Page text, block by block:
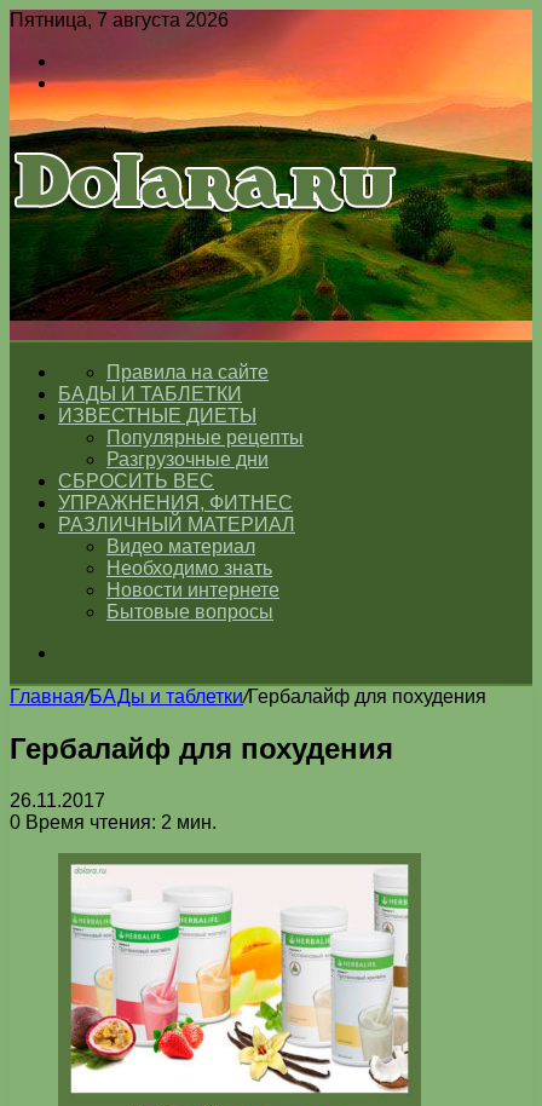
Пятница, 7 августа 2026
Switch
skin
Меню
Switch
ГЛАВНАЯПравила на сайте
БАДЫ И ТАБЛЕТКИ
ИЗВЕСТНЫЕ ДИЕТЫ
Популярные рецепты
Разгрузочные дни
СБРОСИТЬ ВЕС
УПРАЖНЕНИЯ, ФИТНЕС
РАЗЛИЧНЫЙ МАТЕРИАЛ
Видео материал
Необходимо знать
Новости интернете
Бытовые вопросы
Главная/БАДы и таблетки/Гербалайф для похудения
Гербалайф для похудения
26.11.2017
0 Время чтения: 2 мин.